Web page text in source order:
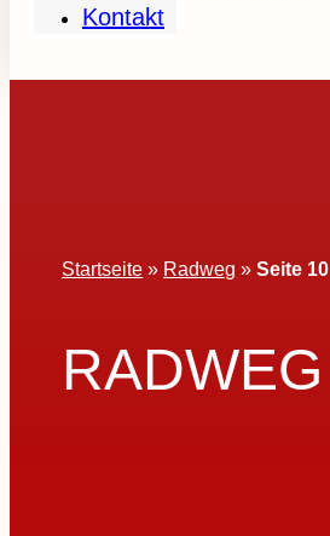
Kontakt
Startseite » Radweg »Seite 10
RADWEG